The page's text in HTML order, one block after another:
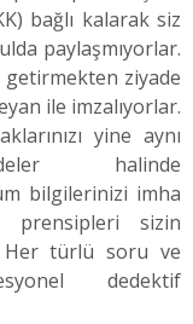
bağlı kalarak siz
paylaşmıyorlar.
ziyade
ile imzalıyorlar.
yine aynı
halinde
bilgilerinizi imha
prensipleri sizin
Her türlü soru ve
dedektif